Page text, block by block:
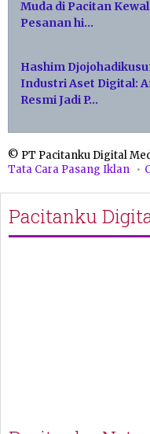
Muda di Pacitan
Pesanan hi…
Hashim
Industri Aset Digital:
Resmi Jadi P…
© PT Pacitanku Digital
Tata Cara Pasang Iklan
Pacitanku